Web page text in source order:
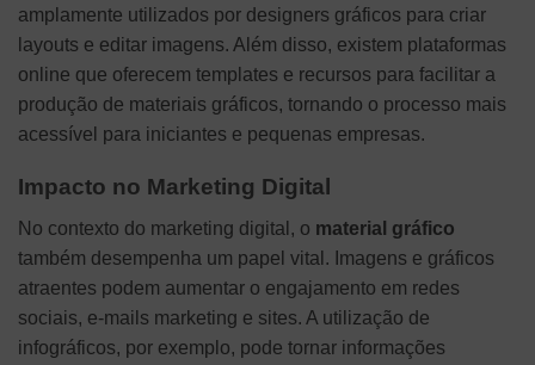
amplamente utilizados por designers gráficos para criar
layouts e editar imagens. Além disso, existem plataformas
online que oferecem templates e recursos para facilitar a
produção de materiais gráficos, tornando o processo mais
acessível para iniciantes e pequenas empresas.
Impacto no Marketing Digital
No contexto do marketing digital, o material gráfico
também desempenha um papel vital. Imagens e gráficos
atraentes podem aumentar o engajamento em redes
sociais, e-mails marketing e sites. A utilização de
infográficos, por exemplo, pode tornar informações